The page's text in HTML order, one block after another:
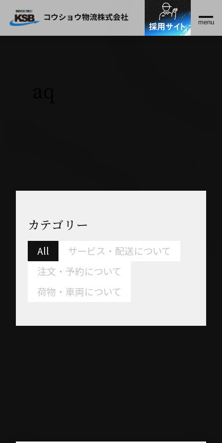
カテゴリー
All
サービス・配送について
注文・予約について
荷物・車両について